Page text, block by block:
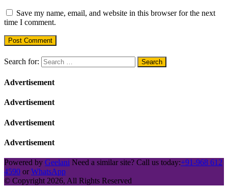
Save my name, email, and website in this browser for the next
time I comment.
Search for:
Advertisement
Advertisement
Advertisement
Advertisement
Powered by Geelani Need a similar site? Call us today:+91-968 612
4590 or WhatsApp
© Copyright 2026, All Rights Reserved